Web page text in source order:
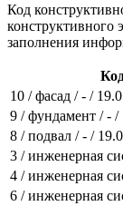
Код
конструктивного
заполнения
10 / фасад / - /
9 / фундамент / - /
8 / подвал / - /
3 / инженерная
4 / инженерная
6 / инженерная